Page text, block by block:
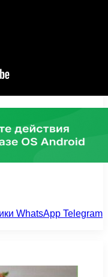
WhatsApp Telegram